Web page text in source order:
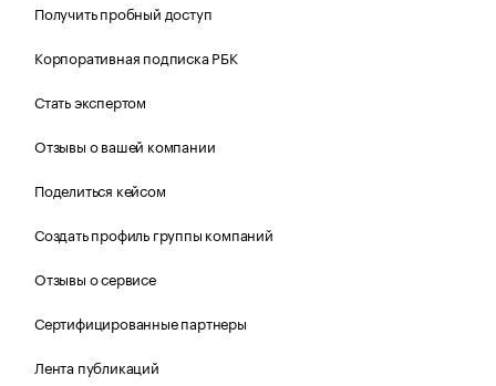
Получить пробный доступ
Корпоративная подписка РБК
Стать экспертом
Отзывы о вашей компании
Поделиться кейсом
Создать профиль группы компаний
Отзывы о сервисе
Сертифицированные партнеры
Лента публикаций